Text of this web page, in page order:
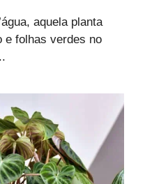
aquela planta
e folhas verdes no